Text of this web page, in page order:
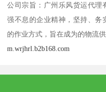
公司宗旨：广州乐风货运代理
强不息的企业精神，坚持、务
的作业方式，旨在成为的物流
m.wrjhrl.b2b168.com